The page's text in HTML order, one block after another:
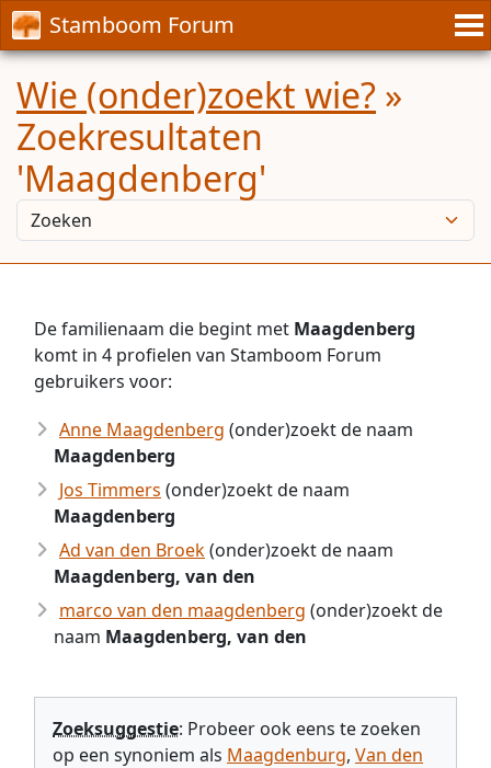
Stamboom Forum
Wie (onder)zoekt wie? »
Zoekresultaten
'Maagdenberg'
De familienaam die begint met Maagdenberg
komt in 4 profielen van Stamboom Forum
gebruikers voor:
Anne Maagdenberg (onder)zoekt de naam
Maagdenberg
Jos Timmers (onder)zoekt de naam
Maagdenberg
Ad van den Broek(onder)zoekt de naam
Maagdenberg, van den
marco van den maagdenberg (onder)zoekt de
naam Maagdenberg, van den
Zoeksuggestie: Probeer ook eens te zoeken
op een synoniem als Maagdenburg, Van den